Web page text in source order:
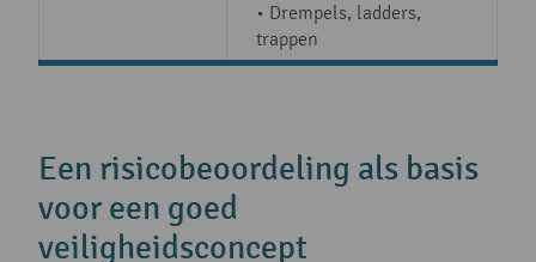
• Drempels, ladders,
trappen
Een risicobeoordeling als basis
voor een goed
veiligheidsconcept